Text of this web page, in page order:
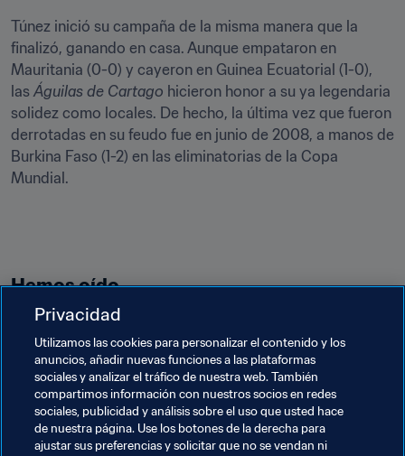
Túnez inició su campaña de la misma manera que la
finalizó, ganando en casa. Aunque empataron en
Mauritania (0-0) y cayeron en Guinea Ecuatorial (1-0),
las Águilas de Cartago hicieron honor a su ya legendaria
solidez como locales. De hecho, la última vez que fueron
derrotadas en su feudo fue en junio de 2008, a manos de
Burkina Faso (1-2) en las eliminatorias de la Copa
Mundial.
Hemos oído…
"El Mundial 2022 será quizá el mejor de toda la historia
de la Copa Mundial. Yo vivo en Catar y veo su capacidad
para organizar grandes eventos, su excelencia y su
organización. Es un poco como nuestro segundo país.
Djamel Belmadi, seleccionador de Argelia
Privacidad
Utilizamos las cookies para personalizar el contenido y los
anuncios, añadir nuevas funciones a las plataformas
sociales y analizar el tráfico de nuestra web. También
compartimos información con nuestros socios en redes
sociales, publicidad y análisis sobre el uso que usted hace
de nuestra página. Use los botones de la derecha para
ajustar sus preferencias y solicitar que no se vendan ni